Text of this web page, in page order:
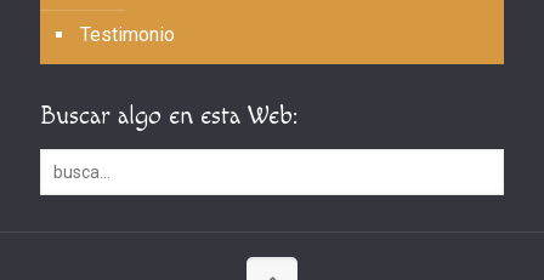
Testimonio
Buscar algo en esta Web: